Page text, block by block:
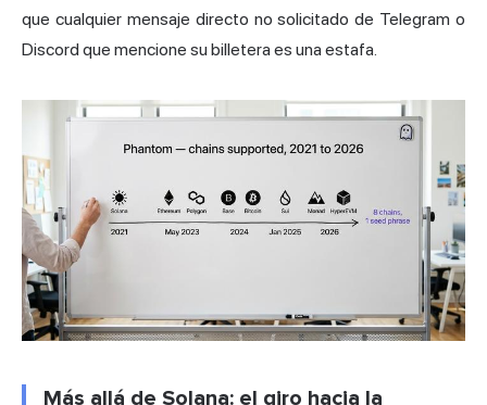
que cualquier mensaje directo no solicitado de Telegram o
Discord que mencione su billetera es una estafa.
Más allá de Solana: el giro hacia la